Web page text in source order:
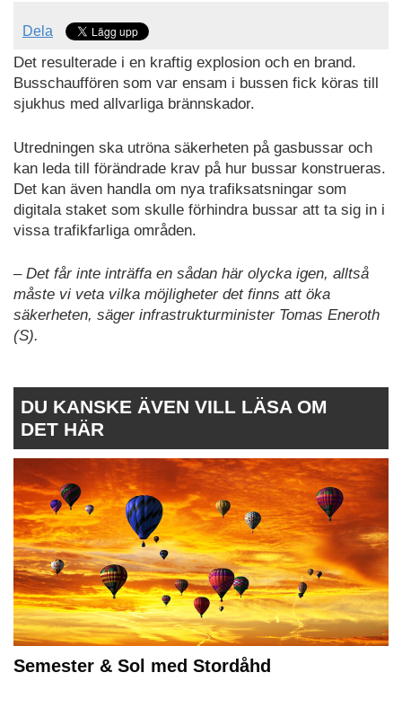
Dela
Det resulterade i en kraftig explosion och en brand.
Busschauffören som var ensam i bussen fick köras till
sjukhus med allvarliga brännskador.
Utredningen ska utröna säkerheten på gasbussar och
kan leda till förändrade krav på hur bussar konstrueras.
Det kan även handla om nya trafiksatsningar som
digitala staket som skulle förhindra bussar att ta sig in i
vissa trafikfarliga områden.
– Det får inte inträffa en sådan här olycka igen, alltså
måste vi veta vilka möjligheter det finns att öka
säkerheten, säger infrastrukturminister Tomas Eneroth
(S).
DU KANSKE ÄVEN VILL LÄSA OM
DET HÄR
Semester & Sol med Stordåhd